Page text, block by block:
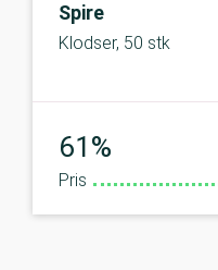
Spire
Klodser, 50 stk
61%
Pris